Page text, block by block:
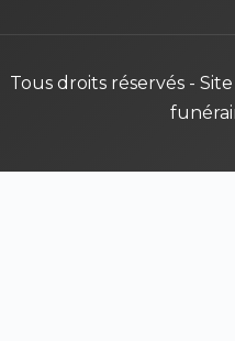
Tous droits réservés -